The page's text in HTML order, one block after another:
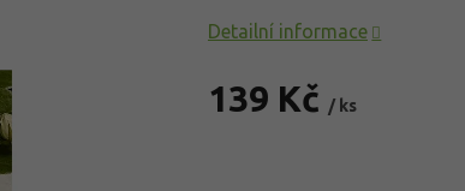
139 Kč / ks
Detailní informace